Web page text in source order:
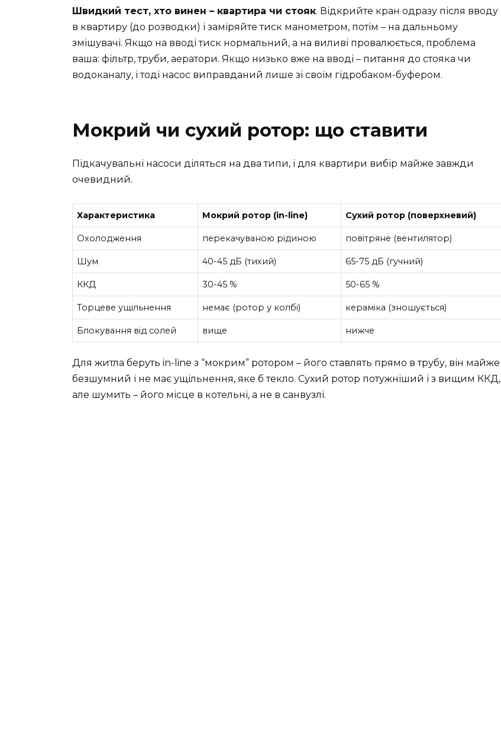
Швидкий тест, хто винен – квартира чи стояк. Відкрийте кран одразу після вводу
в квартиру (до розводки) і заміряйте тиск манометром, потім – на дальньому
змішувачі. Якщо на вводі тиск нормальний, а на виливі провалюється, проблема
ваша: фільтр, труби, аератори. Якщо низько вже на вводі – питання до стояка чи
водоканалу, і тоді насос виправданий лише зі своїм гідробаком-буфером.
Мокрий чи сухий ротор: що ставити
Підкачувальні насоси діляться на два типи, і для квартири вибір майже завжди
очевидний.
Характеристика Мокрий ротор (in-line) Сухий ротор (поверхневий)
Охолодження перекачуваною рідиною повітряне (вентилятор)
Шум 40-45 дБ (тихий) 65-75 дБ (гучний)
ККД 30-45 % 50-65 %
Торцеве ущільнення немає (ротор у колбі) кераміка (зношується)
Блокування від солей вище нижче
Для житла беруть in-line з “мокрим” ротором – його ставлять прямо в трубу, він майже
безшумний і не має ущільнення, яке б текло. Сухий ротор потужніший і з вищим ККД,
але шумить – його місце в котельні, а не в санвузлі.